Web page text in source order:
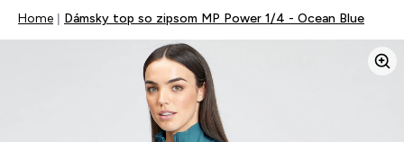
Home Dámsky top so zipsom MP Power 1/4 - Ocean Blue